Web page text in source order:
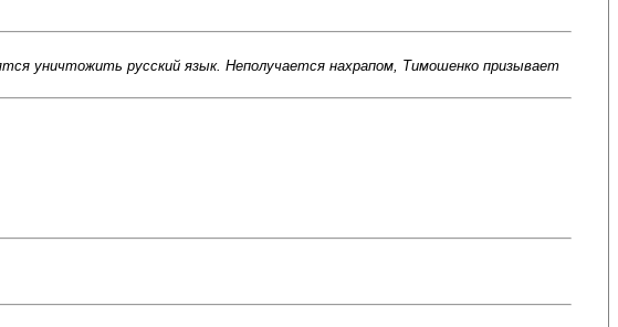
уничтожить русский язык. Неполучается нахрапом, Тимошенко призывает